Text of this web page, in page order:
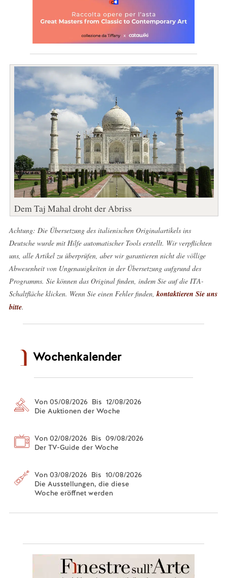
Dem Taj Mahal droht der Abriss
Achtung: Die Übersetzung des italienischen Originalartikels ins
Deutsche wurde mit Hilfe automatischer Tools erstellt. Wir verpflichten
uns, alle Artikel zu überprüfen, aber wir garantieren nicht die völlige
Abwesenheit von Ungenauigkeiten in der Übersetzung aufgrund des
Programms. Sie können das Original finden, indem Sie auf die ITA-
Schaltfläche klicken. Wenn Sie einen Fehler finden, kontaktieren Sie uns
bitte.
Wochenkalender
Von 05/08/2026 Bis 12/08/2026
Die Auktionen der Woche
Von 02/08/2026 Bis 09/08/2026
Der TV-Guide der Woche
Von 03/08/2026 Bis 10/08/2026
Die Ausstellungen, die diese
Woche eröffnet werden